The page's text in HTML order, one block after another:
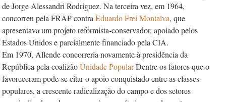
de Jorge Alessandri Rodriguez. Na terceira vez, em 1964,
concorreu pela FRAP contra Eduar­do Frei Montalva, que
apresentava um projeto reformista-conservador, apoiado pelos
Estados Unidos e parcialmente financiado pela CIA.
Em 1970, Allende concorreria novamente à presidência da
República pela coa­lizãoUnidade PopularDentre os fatores que o
favoreceram pode-se citar o apoio conquistado entre as classes
populares, a crescente radicalização do campo e dos setores